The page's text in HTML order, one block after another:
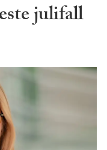
julifall